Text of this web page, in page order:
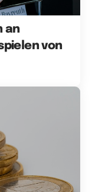
an
von